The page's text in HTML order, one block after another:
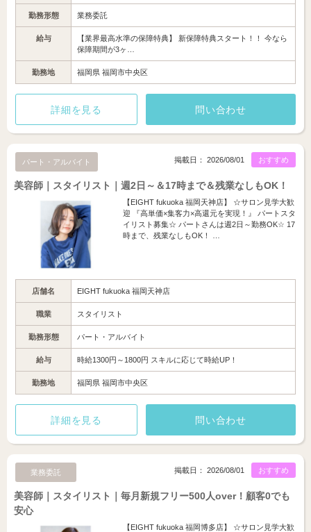
勤務形態 業務委託
給与
【業界最高水準の保障特典】 新保障特典スタート！！ 今なら
保障期間が3ヶ…
勤務地 福岡県 福岡市中央区
詳細を見る 問い合わせ
パート・アルバイト おすすめ
掲載日： 2026/08/01
美容師｜スタイリスト｜週2日～＆17時まで＆残業なしもOK！
【EIGHT fukuoka 福岡天神店】 ☆サロン見学大歓
迎 『高単価×集客力×高還元を実現！』 パートスタ
イリスト募集☆ パートさんは週2日～勤務OK☆ 17
時まで、残業なしもOK！ …
店舗名 EIGHT fukuoka 福岡天神店
職業 スタイリスト
勤務形態 パート・アルバイト
給与 時給1300円～1800円 スキルに応じて時給UP！
勤務地 福岡県 福岡市中央区
詳細を見る 問い合わせ
業務委託 おすすめ
掲載日： 2026/08/01
美容師｜スタイリスト｜毎月新規フリー500人over！顧客0でも
安心
【EIGHT fukuoka 福岡博多店】 ☆サロン見学大歓